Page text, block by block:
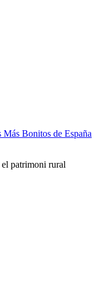
Más Bonitos de España
patrimoni rural